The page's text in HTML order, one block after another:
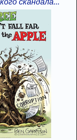
скандала...